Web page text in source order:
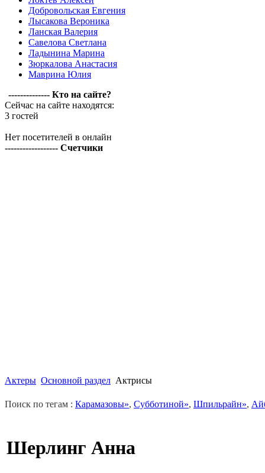
Добровольская Евгения
Лысакова Вероника
Ланская Валерия
Савелова Светлана
Ладынина Марина
Зюркалова Анастасия
Маврина Юлия
-------------- Кто на сайте?
Сейчас на сайте находятся:
3 гостей
Нет посетителей в онлайн
------------------ Счетчики
Актеры Основной раздел Актрисы
Поиск по тегам : Карамазовы», Субботиной», Шпильрайн»,
Шерлинг Анна